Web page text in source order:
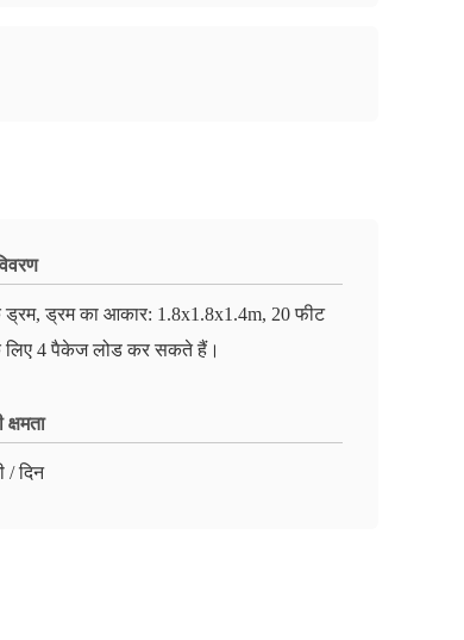
ड्रम का आकार: 1.8x1.8x1.4m, 20 फीट
4 पैकेज लोड कर सकते हैं।
क्षमता
/ दिन